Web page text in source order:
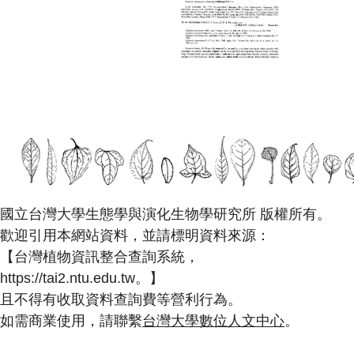
國立台灣大學生態學與演化生物學研究所 版權所有。
歡迎引用本網站資料，並請標明資料來源：
【台灣植物資訊整合查詢系統，
https://tai2.ntu.edu.tw。】
且不得有收取資料查詢費等營利行為。
如需商業使用，請聯繫台灣大學數位人文中心。